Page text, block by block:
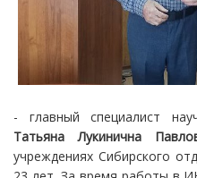
- главный специалист
Татьяна Лукинична
учреждениях Сибирского